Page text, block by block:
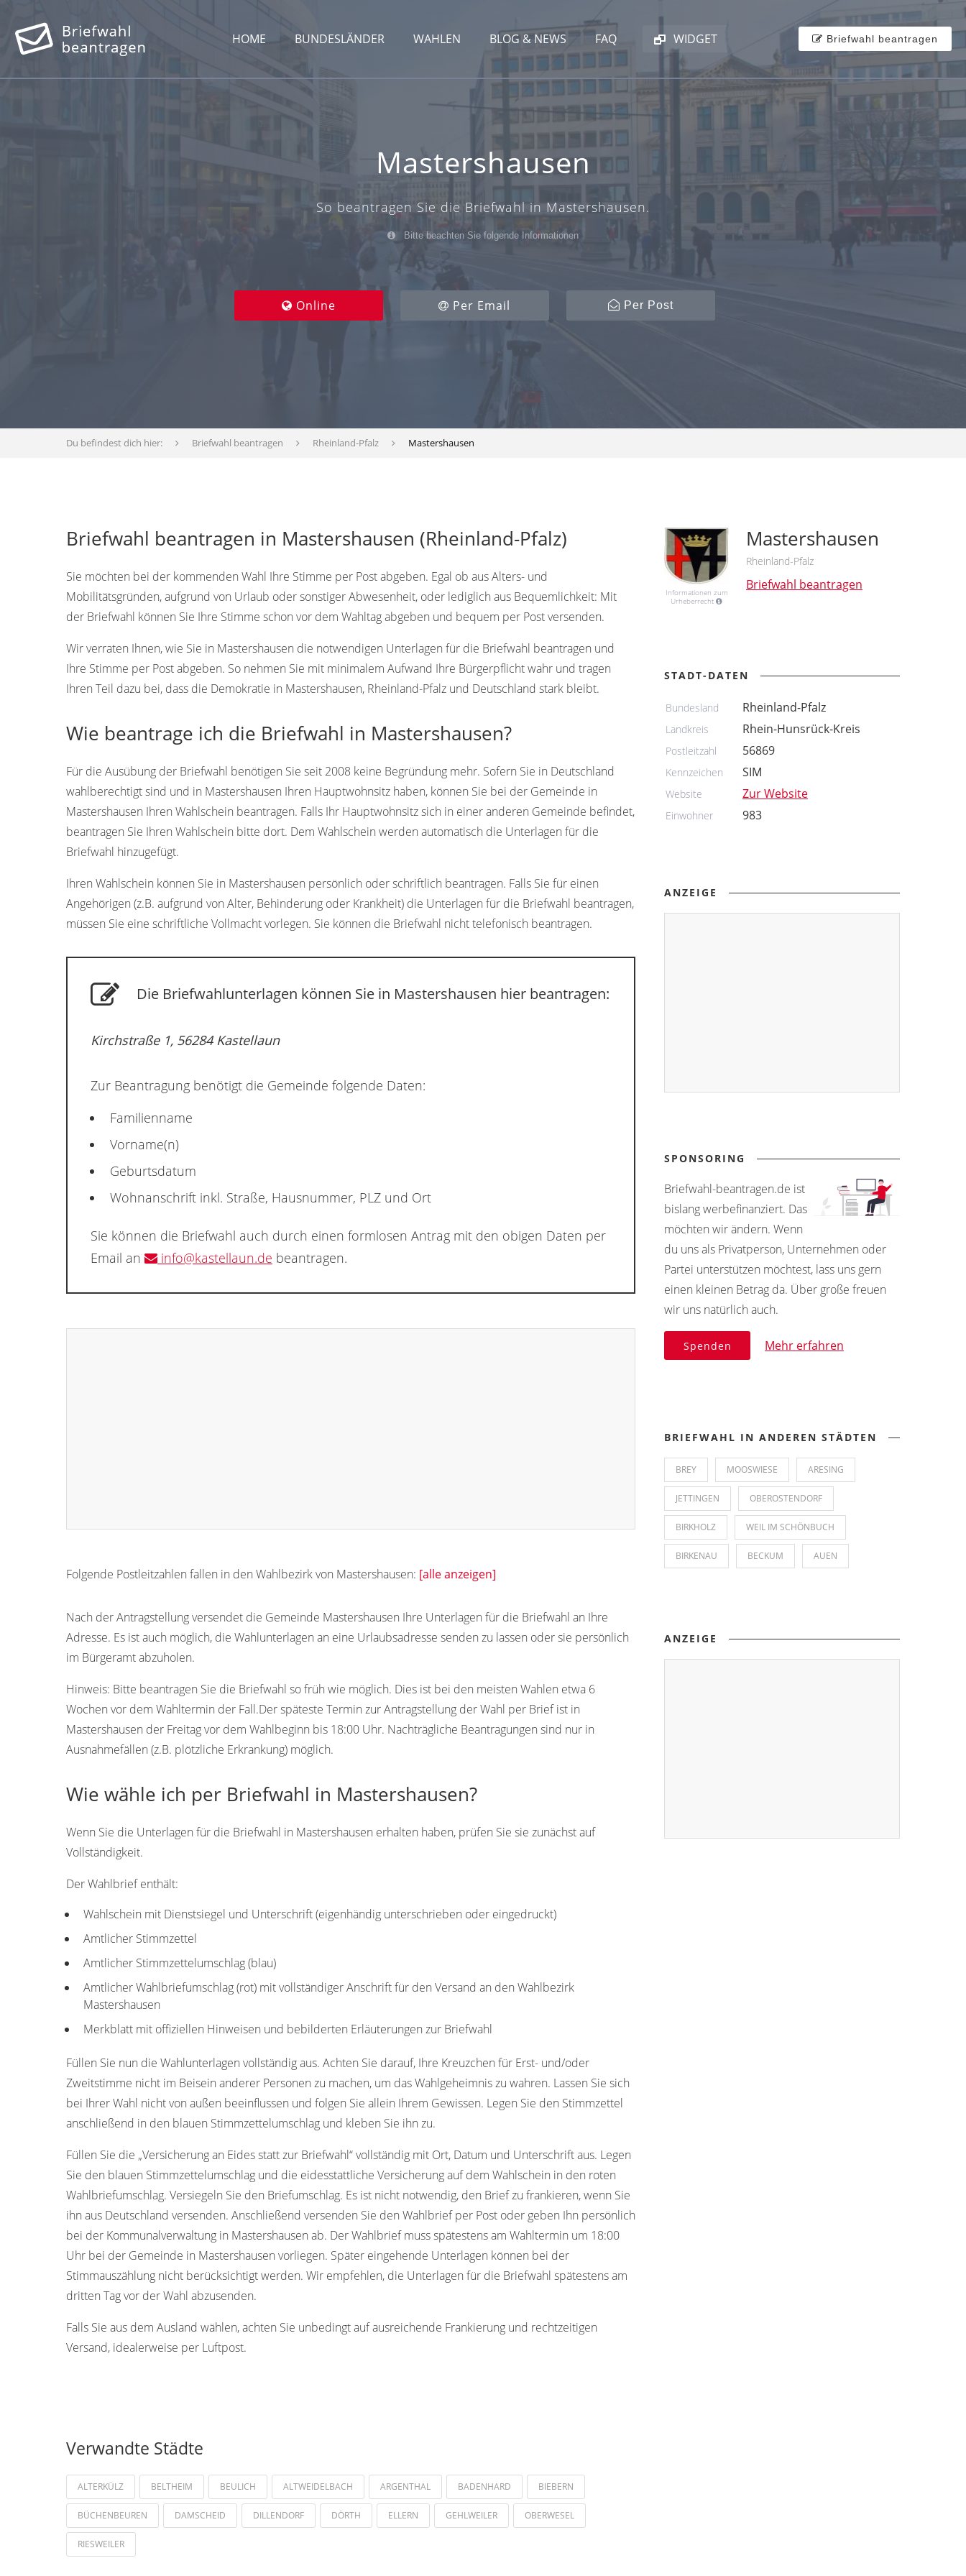
HOME BUNDESLÄNDER WAHLEN BLOG & NEWS FAQ WIDGET Briefwahl beantragen
Mastershausen
So beantragen Sie die Briefwahl in Mastershausen.
Bitte beachten Sie folgende Informationen
Online Per Email Per Post
Du befindest dich hier: Briefwahl beantragen Rheinland-Pfalz Mastershausen
Briefwahl beantragen in Mastershausen (Rheinland-Pfalz)
Sie möchten bei der kommenden Wahl Ihre Stimme per Post abgeben. Egal ob aus Alters- und
Mobilitätsgründen, aufgrund von Urlaub oder sonstiger Abwesenheit, oder lediglich aus Bequemlichkeit: Mit
der Briefwahl können Sie Ihre Stimme schon vor dem Wahltag abgeben und bequem per Post versenden.
Wir verraten Ihnen, wie Sie in Mastershausen die notwendigen Unterlagen für die Briefwahl beantragen und
Ihre Stimme per Post abgeben. So nehmen Sie mit minimalem Aufwand Ihre Bürgerpflicht wahr und tragen
Ihren Teil dazu bei, dass die Demokratie in Mastershausen, Rheinland-Pfalz und Deutschland stark bleibt.
Wie beantrage ich die Briefwahl in Mastershausen?
Für die Ausübung der Briefwahl benötigen Sie seit 2008 keine Begründung mehr. Sofern Sie in Deutschland
wahlberechtigt sind und in Mastershausen Ihren Hauptwohnsitz haben, können Sie bei der Gemeinde in
Mastershausen Ihren Wahlschein beantragen. Falls Ihr Hauptwohnsitz sich in einer anderen Gemeinde befindet,
beantragen Sie Ihren Wahlschein bitte dort. Dem Wahlschein werden automatisch die Unterlagen für die
Briefwahl hinzugefügt.
Ihren Wahlschein können Sie in Mastershausen persönlich oder schriftlich beantragen. Falls Sie für einen
Angehörigen (z.B. aufgrund von Alter, Behinderung oder Krankheit) die Unterlagen für die Briefwahl beantragen,
müssen Sie eine schriftliche Vollmacht vorlegen. Sie können die Briefwahl nicht telefonisch beantragen.
Die Briefwahlunterlagen können Sie in Mastershausen hier beantragen:
Kirchstraße 1, 56284 Kastellaun
Zur Beantragung benötigt die Gemeinde folgende Daten:
Familienname
Vorname(n)
Geburtsdatum
Wohnanschrift inkl. Straße, Hausnummer, PLZ und Ort
Sie können die Briefwahl auch durch einen formlosen Antrag mit den obigen Daten per
Email an
info@kastellaun.de beantragen.
Folgende Postleitzahlen fallen in den Wahlbezirk von Mastershausen: [alle anzeigen]
Nach der Antragstellung versendet die Gemeinde Mastershausen Ihre Unterlagen für die Briefwahl an Ihre
Adresse. Es ist auch möglich, die Wahlunterlagen an eine Urlaubsadresse senden zu lassen oder sie persönlich
im Bürgeramt abzuholen.
Hinweis: Bitte beantragen Sie die Briefwahl so früh wie möglich. Dies ist bei den meisten Wahlen etwa 6
Wochen vor dem Wahltermin der Fall.Der späteste Termin zur Antragstellung der Wahl per Brief ist in
Mastershausen der Freitag vor dem Wahlbeginn bis 18:00 Uhr. Nachträgliche Beantragungen sind nur in
Ausnahmefällen (z.B. plötzliche Erkrankung) möglich.
Wie wähle ich per Briefwahl in Mastershausen?
Wenn Sie die Unterlagen für die Briefwahl in Mastershausen erhalten haben, prüfen Sie sie zunächst auf
Vollständigkeit.
Der Wahlbrief enthält:
Wahlschein mit Dienstsiegel und Unterschrift (eigenhändig unterschrieben oder eingedruckt)
Amtlicher Stimmzettel
Amtlicher Stimmzettelumschlag (blau)
Amtlicher Wahlbriefumschlag (rot) mit vollständiger Anschrift für den Versand an den Wahlbezirk
Mastershausen
Merkblatt mit offiziellen Hinweisen und bebilderten Erläuterungen zur Briefwahl
Füllen Sie nun die Wahlunterlagen vollständig aus. Achten Sie darauf, Ihre Kreuzchen für Erst- und/oder
Zweitstimme nicht im Beisein anderer Personen zu machen, um das Wahlgeheimnis zu wahren. Lassen Sie sich
bei Ihrer Wahl nicht von außen beeinflussen und folgen Sie allein Ihrem Gewissen. Legen Sie den Stimmzettel
anschließend in den blauen Stimmzettelumschlag und kleben Sie ihn zu.
Füllen Sie die „Versicherung an Eides statt zur Briefwahl“ vollständig mit Ort, Datum und Unterschrift aus. Legen
Sie den blauen Stimmzettelumschlag und die eidesstattliche Versicherung auf dem Wahlschein in den roten
Wahlbriefumschlag. Versiegeln Sie den Briefumschlag. Es ist nicht notwendig, den Brief zu frankieren, wenn Sie
ihn aus Deutschland versenden. Anschließend versenden Sie den Wahlbrief per Post oder geben Ihn persönlich
bei der Kommunalverwaltung in Mastershausen ab. Der Wahlbrief muss spätestens am Wahltermin um 18:00
Uhr bei der Gemeinde in Mastershausen vorliegen. Später eingehende Unterlagen können bei der
Stimmauszählung nicht berücksichtigt werden. Wir empfehlen, die Unterlagen für die Briefwahl spätestens am
dritten Tag vor der Wahl abzusenden.
Falls Sie aus dem Ausland wählen, achten Sie unbedingt auf ausreichende Frankierung und rechtzeitigen
Versand, idealerweise per Luftpost.
Verwandte Städte
ALTERKÜLZ BELTHEIM BEULICH ALTWEIDELBACH ARGENTHAL BADENHARD BIEBERN
BÜCHENBEUREN DAMSCHEID DILLENDORF DÖRTH ELLERN GEHLWEILER OBERWESEL
RIESWEILER
Informationen zum
Urheberrecht
Mastershausen
Rheinland-Pfalz
Briefwahl beantragen
STADT-DATEN
Bundesland Rheinland-Pfalz
Landkreis Rhein-Hunsrück-Kreis
Postleitzahl 56869
Kennzeichen SIM
Website Zur Website
Einwohner 983
ANZEIGE
SPONSORING
Briefwahl-beantragen.de ist
bislang werbefinanziert. Das
möchten wir ändern. Wenn
du uns als Privatperson, Unternehmen oder
Partei unterstützen möchtest, lass uns gern
einen kleinen Betrag da. Über große freuen
wir uns natürlich auch.
Spenden Mehr erfahren
BRIEFWAHL IN ANDEREN STÄDTEN
BREY MOOSWIESE ARESING
JETTINGEN OBEROSTENDORF
BIRKHOLZ WEIL IM SCHÖNBUCH
BIRKENAU BECKUM AUEN
ANZEIGE